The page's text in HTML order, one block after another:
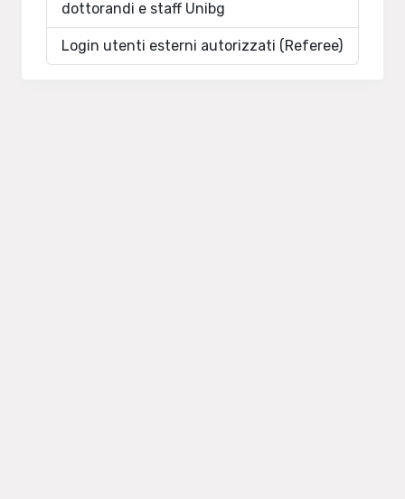
dottorandi e staff Unibg
Login utenti esterni autorizzati (Referee)